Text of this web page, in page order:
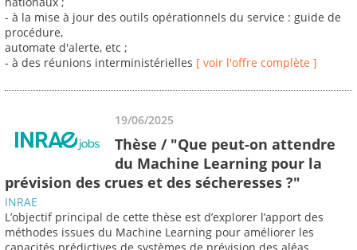
- à la mise à jour des outils opérationnels du service : guide de
procédure,
automate d'alerte, etc ;
- à des réunions interministérielles [ voir l'offre complète ]
19/06/2025
Thèse / "Que peut-on attendre
du Machine Learning pour la
prévision des crues et des sécheresses ?"
INRAE
L’objectif principal de cette thèse est d’explorer l’apport des
méthodes issues du Machine Learning pour améliorer les